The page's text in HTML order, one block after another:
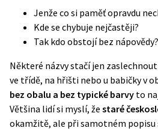
Jenže co si paměť opravdu
Kde se chybuje nejčastěji?
Tak kdo obstojí bez nápovědy?
Některé názvy stačí jen
ve třídě, na hřišti nebo u babičky v
bez obalu a bez typické barvy to
Většina lidí si myslí, že staré
okamžitě, ale při samotném popisu